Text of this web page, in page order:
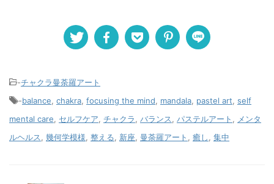
-チャクラ曼荼羅アート
-balance chakra focusing the mind mandala pastel art self
mental care
セルフケア チャクラ バランス パステルアート
メンタ
ルヘルス
幾何学模様 整える 新座 曼荼羅アート 癒し 集中